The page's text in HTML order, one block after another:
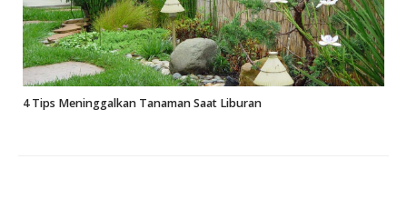
4 Tips Meninggalkan Tanaman Saat Liburan